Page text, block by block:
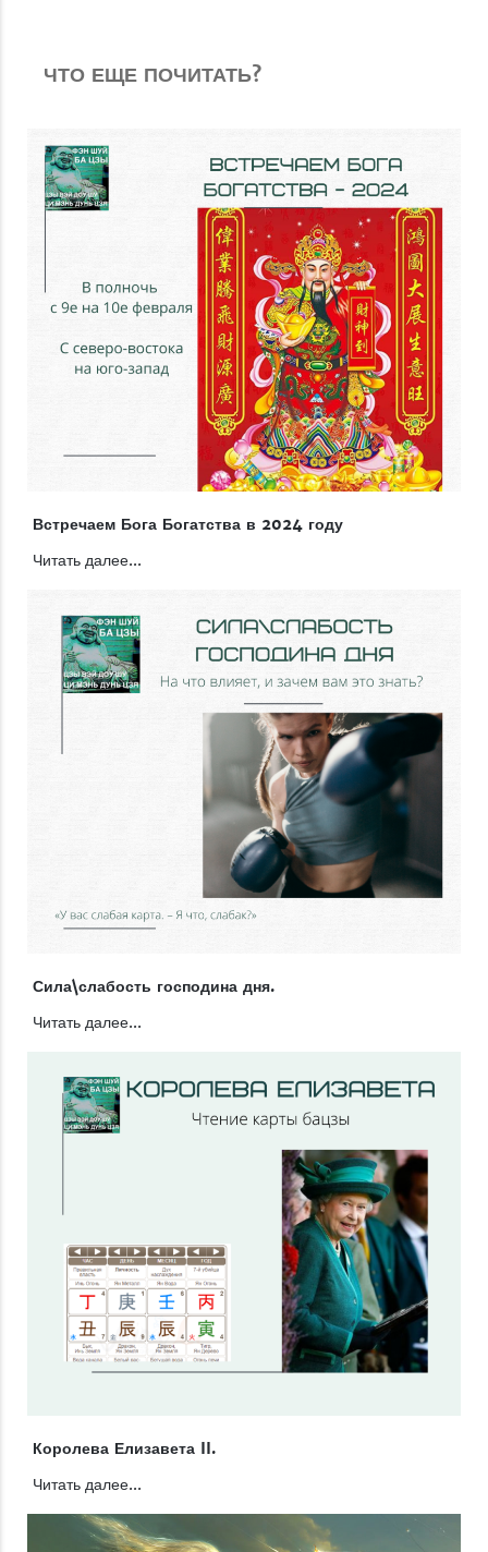
ЧТО ЕЩЕ ПОЧИТАТЬ?
Встречаем Бога Богатства в 2024 году
Читать далее...
Сила\слабость господина дня.
Читать далее...
Королева Елизавета II.
Читать далее...